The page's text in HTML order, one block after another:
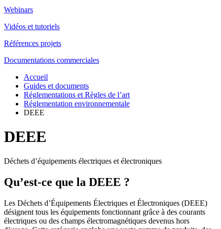
Webinars
Vidéos et tutoriels
Références projets
Documentations commerciales
Accueil
Guides et documents
Réglementations et Règles de l’art
Réglementation environnementale
DEEE
DEEE
Déchets d’équipements électriques et électroniques
Qu’est-ce que la DEEE ?
Les Déchets d’Équipements Électriques et Électroniques (DEEE)
désignent tous les équipements fonctionnant grâce à des courants
électriques ou des champs électromagnétiques devenus hors